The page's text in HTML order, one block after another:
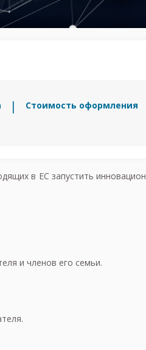
Стоимость оформления
в ЕС запустить
и членов его семьи.